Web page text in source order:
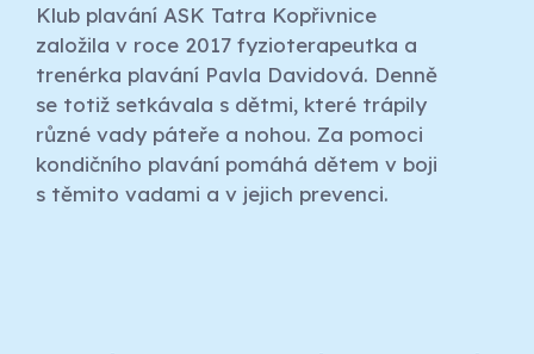
Klub plavání ASK Tatra Kopřivnice
založila v roce 2017 fyzioterapeutka a
trenérka plavání Pavla Davidová. Denně
se totiž setkávala s dětmi, které trápily
různé vady páteře a nohou. Za pomoci
kondičního plavání pomáhá dětem v boji
s těmito vadami a v jejich prevenci.